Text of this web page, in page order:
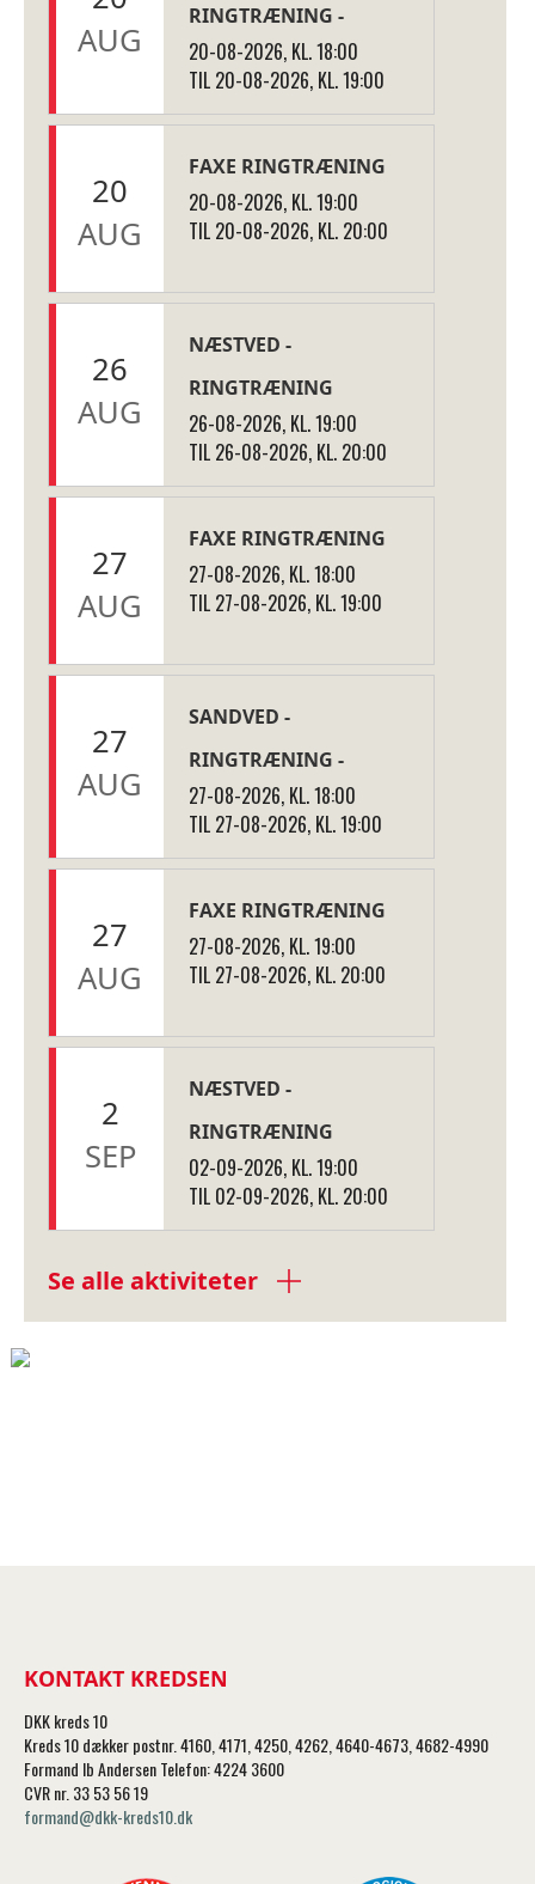
AUG
RINGTRÆNING -
20-08-2026, KL. 18:00
TIL 20-08-2026, KL. 19:00
20
AUG
FAXE RINGTRÆNING
20-08-2026, KL. 19:00
TIL 20-08-2026, KL. 20:00
26
AUG
NÆSTVED -
RINGTRÆNING
26-08-2026, KL. 19:00
TIL 26-08-2026, KL. 20:00
27
AUG
FAXE RINGTRÆNING
27-08-2026, KL. 18:00
TIL 27-08-2026, KL. 19:00
27
AUG
SANDVED -
RINGTRÆNING -
27-08-2026, KL. 18:00
TIL 27-08-2026, KL. 19:00
27
AUG
FAXE RINGTRÆNING
27-08-2026, KL. 19:00
TIL 27-08-2026, KL. 20:00
2
SEP
NÆSTVED -
RINGTRÆNING
02-09-2026, KL. 19:00
TIL 02-09-2026, KL. 20:00
Se alle aktiviteter
KONTAKT KREDSEN
DKK kreds 10
Kreds 10 dækker postnr. 4160, 4171, 4250, 4262, 4640-4673, 4682-4990
Formand Ib Andersen Telefon: 4224 3600
CVR nr. 33 53 56 19
formand@dkk-kreds10.dk